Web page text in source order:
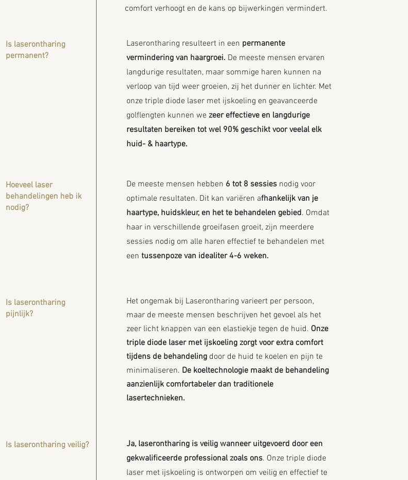
comfort verhoogt en de kans op bijwerkingen vermindert.
Is laserontharing
permanent?
Laserontharing resulteert in een permanente
vermindering van haargroei. De meeste mensen ervaren
langdurige resultaten, maar sommige haren kunnen na
verloop van tijd weer groeien, zij het dunner en lichter. Met
onze triple diode laser met ijskoeling en geavanceerde
golflengten kunnen we zeer effectieve en langdurige
resultaten bereiken tot wel 90% geschikt voor veelal elk
huid- & haartype.
Hoeveel laser
behandelingen heb ik
nodig?
De meeste mensen hebben 6 tot 8 sessiesnodig voor
optimale resultaten. Dit kan variëren afhankelijk van je
haartype, huidskleur, en het te behandelen gebied. Omdat
haar in verschillende groeifasen groeit, zijn meerdere
sessies nodig om alle haren effectief te behandelen met
een tussenpoze van idealiter 4-6 weken.
Is laserontharing
pijnlijk?
Het ongemak bij Laserontharing varieert per persoon,
maar de meeste mensen beschrijven het gevoel als het
zeer licht knappen van een elastiekje tegen de huid. Onze
triple diode laser met ijskoeling zorgt voor extra comfort
tijdens de behandelingdoor de huid te koelen en pijn te
minimaliseren. De koeltechnologie maakt de behandeling
aanzienlijk comfortabeler dan traditionele
lasertechnieken.
Is laserontharing veilig?
Ja, laserontharing is veilig wanneer uitgevoerd door een
gekwalificeerde professional zoals ons. Onze triple diode
laser met ijskoeling is ontworpen om veilig en effectief te